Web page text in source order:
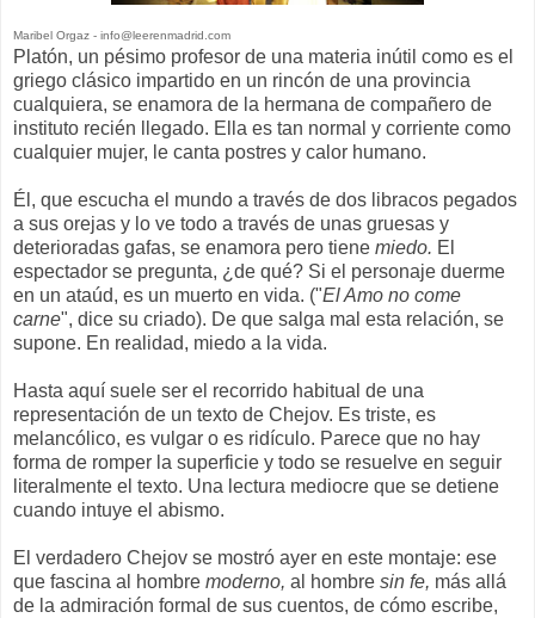
Maribel Orgaz - info@leerenmadrid.com
Platón, un pésimo profesor de una materia inútil como es el
griego clásico impartido en un rincón de una provincia
cualquiera, se enamora de la hermana de compañero de
instituto recién llegado. Ella es tan normal y corriente como
cualquier mujer, le canta postres y calor humano.
Él, que escucha el mundo a través de dos libracos pegados
a sus orejas y lo ve todo a través de unas gruesas y
deterioradas gafas, se enamora pero tiene miedo. El
espectador se pregunta, ¿de qué? Si el personaje duerme
en un ataúd, es un muerto en vida. ("El Amo no come
carne", dice su criado). De que salga mal esta relación, se
supone. En realidad, miedo a la vida.
Hasta aquí suele ser el recorrido habitual de una
representación de un texto de Chejov. Es triste, es
melancólico, es vulgar o es ridículo. Parece que no hay
forma de romper la superficie y todo se resuelve en seguir
literalmente el texto. Una lectura mediocre que se detiene
cuando intuye el abismo.
El verdadero Chejov se mostró ayer en este montaje: ese
que fascina al hombre moderno, al hombre sin fe, más allá
de la admiración formal de sus cuentos, de cómo escribe,